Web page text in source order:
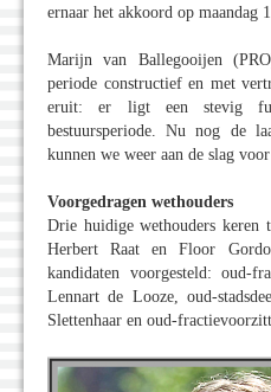
ernaar het akkoord op maandag
Marijn van Ballegooijen
periode constructief en met
eruit: er ligt een stevig
bestuursperiode. Nu nog de
kunnen we weer aan de slag
Voorgedragen wethouders
Drie huidige wethouders keren
Herbert Raat en Floor
kandidaten voorgesteld: oud-
Lennart de Looze, oud-
Slettenhaar en oud-